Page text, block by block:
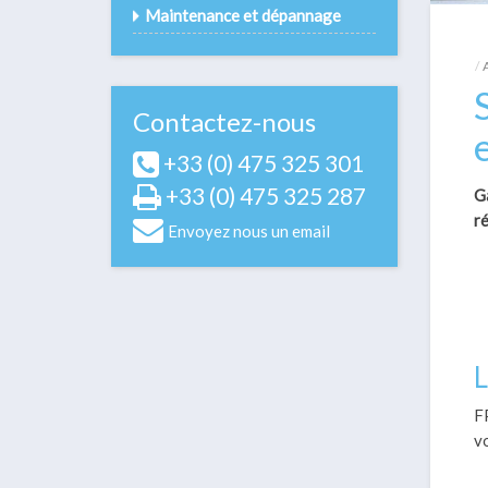
Maintenance et dépannage
Contactez-nous
+33 (0) 475 325 301
+33 (0) 475 325 287
Envoyez nous un email